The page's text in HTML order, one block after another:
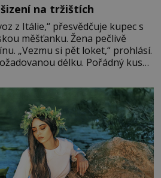
na tržištích
z Itálie,“ přesvědčuje kupec s
měšťanku. Žena pečlivě
„Vezmu si pět loket,“ prohlásí.
délku. Pořádný kus
na sukni,“ zhodnotí švadlena
„Ošidili vás, podívejte.“